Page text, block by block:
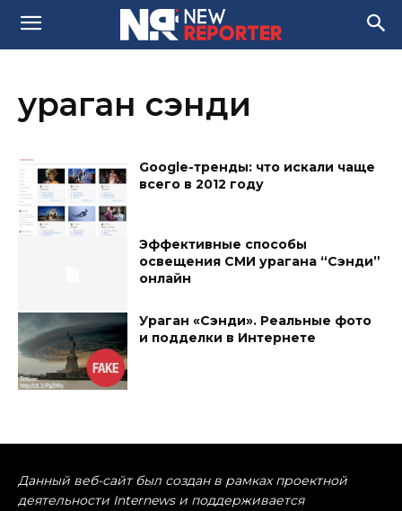
ураган сэнди
Google-тренды: что искали чаще
всего в 2012 году
Эффективные способы
освещения СМИ урагана “Сэнди”
онлайн
Ураган «Сэнди». Реальные фото
и подделки в Интернете
Данный веб-сайт был создан в рамках проектной
деятельности Internews и поддерживается